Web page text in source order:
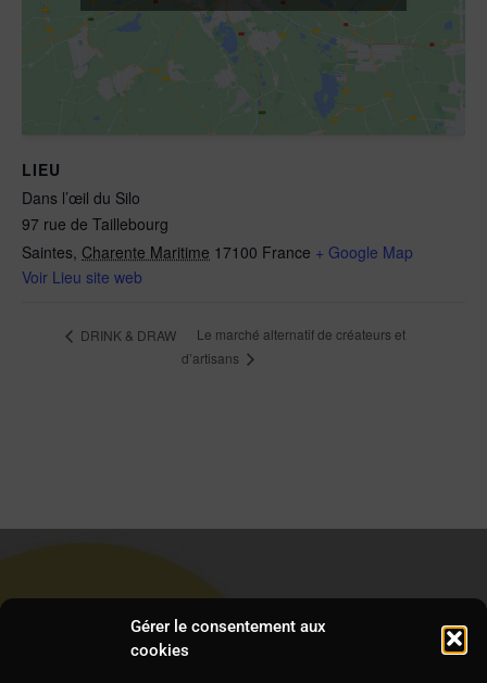
Gérer le consentement aux
cookies
LIEU
Dans l’œil du Silo
97 rue de Taillebourg
Saintes, Charente Maritime 17100 France + Google Map
Voir Lieu site web
DRINK & DRAW
Le marché alternatif de créateurs et
d’artisans